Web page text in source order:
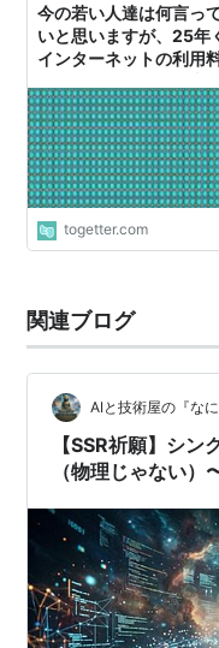
今の若い人達は何言っ
いと思いますが、25年
インターネットの利用
ト切断してオフライン
覧、次のページを見に
で再接続』が普通に行
togetter.com
関連ブログ
AIと技術屋の『な
【SSR祈願】シ
（物理じゃない）